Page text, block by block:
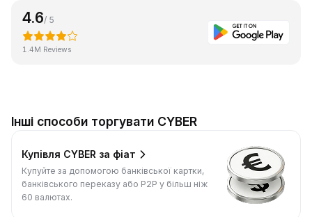
4.6/ 5
1.4M Reviews
Інші способи торгувати CYBER
Купівля CYBER за фіат
Купуйте за допомогою банківської картки,
банківського переказу або P2P у більш ніж
60 валютах.